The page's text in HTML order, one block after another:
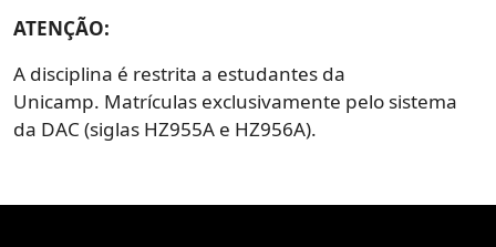
ATENÇÃO:
A disciplina é restrita a estudantes da
Unicamp. Matrículas exclusivamente pelo sistema
da DAC (siglas HZ955A e HZ956A).